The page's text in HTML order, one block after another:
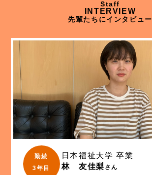
Staff
INTERVIEW
先輩たちにインタビュー
勤続
3年目
日本福祉大学 卒業
林 友佳梨 さん